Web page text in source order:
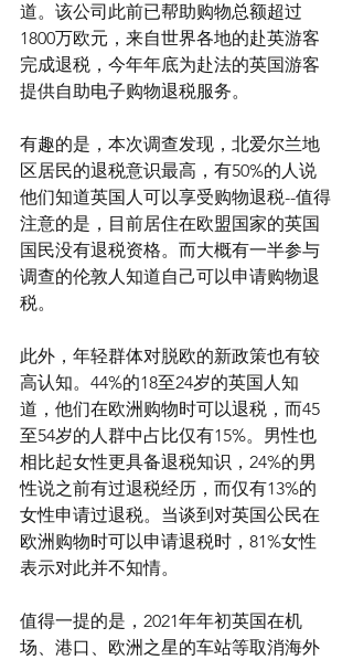
道。该公司此前已帮助购物总额超过
1800万欧元，来自世界各地的赴英游客
完成退税，今年年底为赴法的英国游客
提供自助电子购物退税服务。
有趣的是，本次调查发现，北爱尔兰地
区居民的退税意识最高，有50%的人说
他们知道英国人可以享受购物退税--值得
注意的是，目前居住在欧盟国家的英国
国民没有退税资格。而大概有一半参与
调查的伦敦人知道自己可以申请购物退
税。
此外，年轻群体对脱欧的新政策也有较
高认知。44%的18至24岁的英国人知
道，他们在欧洲购物时可以退税，而45
至54岁的人群中占比仅有15%。男性也
相比起女性更具备退税知识，24%的男
性说之前有过退税经历，而仅有13%的
女性申请过退税。当谈到对英国公民在
欧洲购物时可以申请退税时，81%女性
表示对此并不知情。
值得一提的是，2021年年初英国在机
场、港口、欧洲之星的车站等取消海外